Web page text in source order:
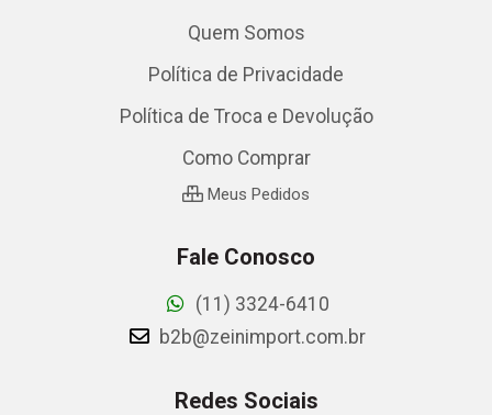
Quem Somos
Política de Privacidade
Política de Troca e Devolução
Como Comprar
Meus Pedidos
Fale Conosco
(11) 3324-6410
b2b@zeinimport.com.br
Redes Sociais